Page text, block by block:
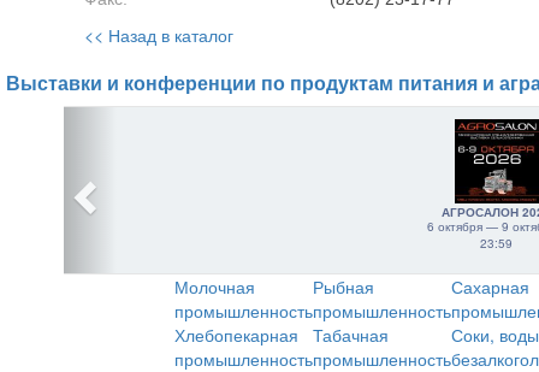
<< Назад в каталог
Выставки и конференции по продуктам питания и
АГРОСАЛОН
6 октября — 9
23:59
Молочная
промышленность
Рыбная
промышленность
Сахарная
Хлебопекарная
промышленность
Табачная
промышленность
Соки,